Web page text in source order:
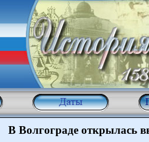
В Волгограде открылась